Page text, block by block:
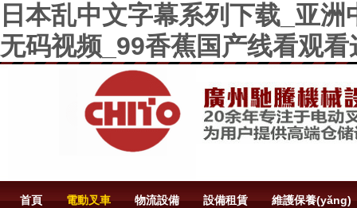
日本乱中文字幕系列下载_亚
无码视频_99香蕉国产线看观
首頁 電動叉車 物流設備 設備租賃 維護保養(yǎng)